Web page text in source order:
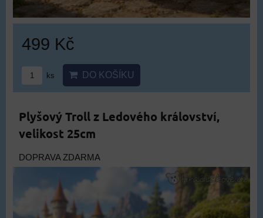
499 Kč
ks DO KOŠÍKU
Plyšový Troll z Ledového království,
velikost 25cm
DOPRAVA ZDARMA